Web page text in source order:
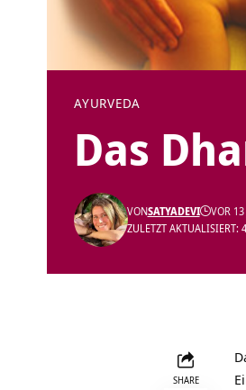
AYURVEDA
Das
ZULETZT AKTUALISIERT:
VONSATYADEVI VOR 13
SHARE